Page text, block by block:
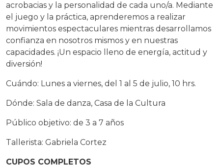
acrobacias y la personalidad de cada uno/a. Mediante
el juego y la práctica, aprenderemos a realizar
movimientos espectaculares mientras desarrollamos
confianza en nosotros mismos y en nuestras
capacidades. ¡Un espacio lleno de energía, actitud y
diversión!
Cuándo: Lunes a viernes, del 1 al 5 de julio, 10 hrs.
Dónde: Sala de danza, Casa de la Cultura
Público objetivo: de 3 a 7 años
Tallerista: Gabriela Cortez
CUPOS COMPLETOS